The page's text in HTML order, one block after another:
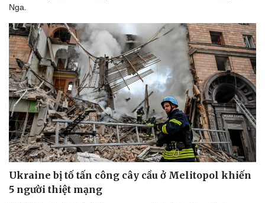
Nga.
Ukraine bị tố tấn công cây cầu ở Melitopol khiến
5 người thiệt mạng